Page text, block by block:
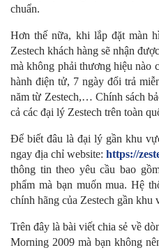
chuẩn.
Hơn thế nữa, khi lắp đặt màn
Zestech khách hàng sẽ nhận
mà không phải thương hiệu nào
hành điện tử, 7 ngày đổi trả
năm từ Zestech,… Chính sách
cả các đại lý Zestech trên toàn
Để biết đâu là đại lý gần khu
ngay địa chỉ website: https://
thông tin theo yêu cầu bao
phẩm mà bạn muốn mua. Hệ
chính hãng của Zestech gần khu
Trên đây là bài viết chia sẻ về
Morning 2009 mà bạn không